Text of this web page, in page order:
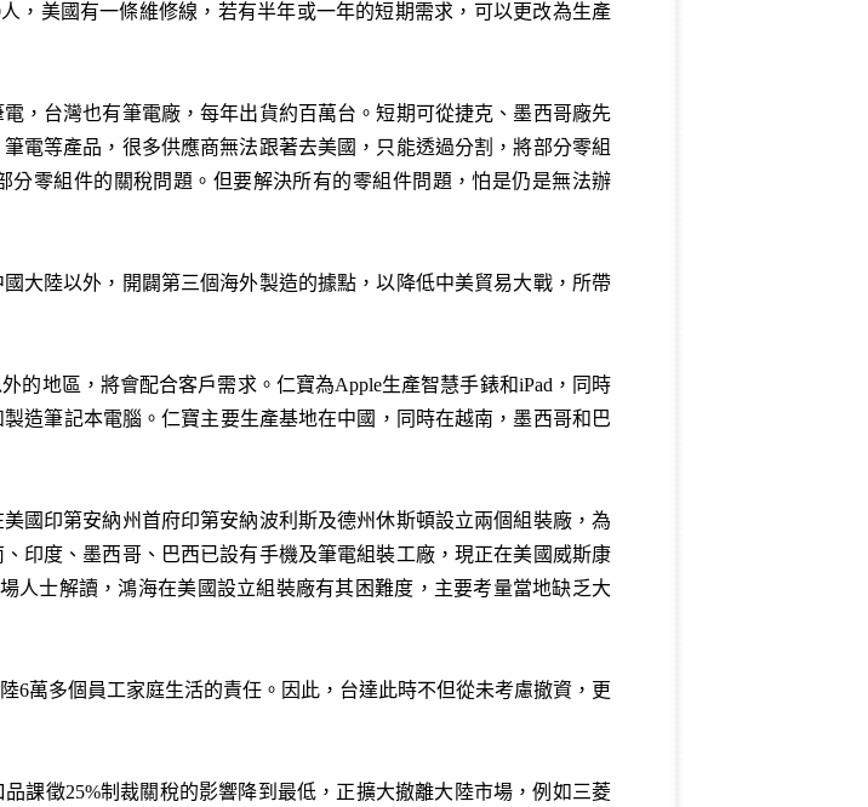
，美國有一條維修線，若有半年或一年的短期需求，可以更改為生產
，台灣也有筆電廠，每年出貨約百萬台。短期可從捷克、墨西哥廠先
電等產品，很多供應商無法跟著去美國，只能透過分割，將部分零組
零組件的關稅問題。但要解決所有的零組件問題，怕是仍是無法辦
大陸以外，開闢第三個海外製造的據點，以降低中美貿易大戰，所帶
的地區，將會配合客戶需求。仁寶為Apple生產智慧手錶和iPad，同時
造筆記本電腦。仁寶主要生產基地在中國，同時在越南，墨西哥和巴
國印第安納州首府印第安納波利斯及德州休斯頓設立兩個組裝廠，為
印度、墨西哥、巴西已設有手機及筆電組裝工廠，現正在美國威斯康
人士解讀，鴻海在美國設立組裝廠有其困難度，主要考量當地缺乏大
6萬多個員工家庭生活的責任。因此，台達此時不但從未考慮撤資，更
課徵25%制裁關稅的影響降到最低，正擴大撤離大陸市場，例如三菱